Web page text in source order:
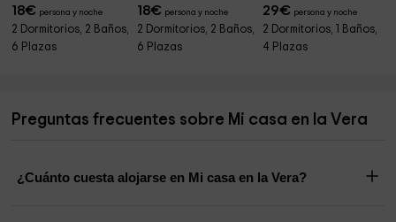
18€ persona y noche
2 Dormitorios, 2 Baños,
6 Plazas
18€ persona y noche
2 Dormitorios, 2 Baños,
6 Plazas
29€ persona y noche
2 Dormitorios, 1 Baños,
4 Plazas
Preguntas frecuentes sobre Mi casa en la Vera
¿Cuánto cuesta alojarse en Mi casa en la Vera?